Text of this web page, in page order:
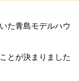
た青島モデルハウ
とが決まりました